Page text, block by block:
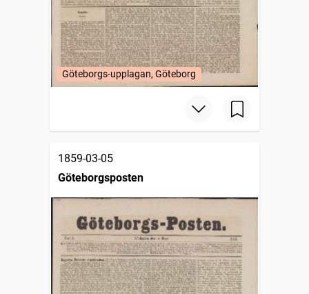
Göteborgs-upplagan, Göteborg
1859-03-05
Göteborgsposten